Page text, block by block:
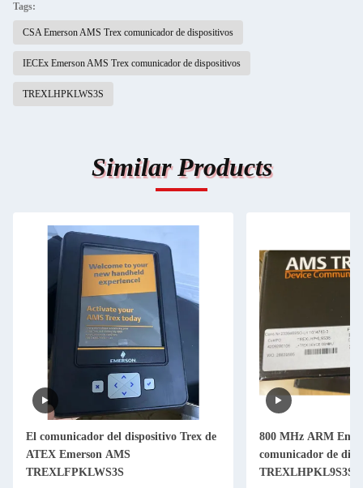
Tags:
CSA Emerson AMS Trex comunicador de dispositivos
IECEx Emerson AMS Trex comunicador de dispositivos
TREXLHPKLWS3S
Similar Products
El comunicador del dispositivo Trex de
ATEX Emerson AMS
TREXLFPKLWS3S
800 MHz ARM
comunicador de
TREXLHPKL9S3S